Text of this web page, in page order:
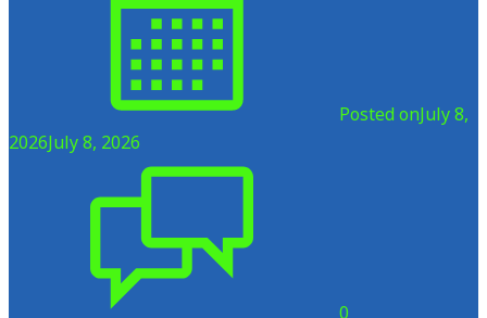
Posted onJuly 8,
2026July 8, 2026
0